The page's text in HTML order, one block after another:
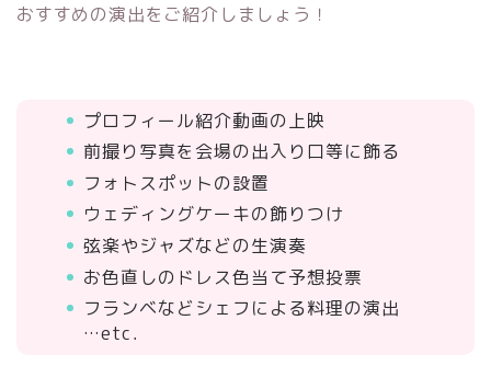
おすすめの演出をご紹介しましょう！
プロフィール紹介動画の上映
前撮り写真を会場の出入り口等に飾る
フォトスポットの設置
ウェディングケーキの飾りつけ
弦楽やジャズなどの生演奏
お色直しのドレス色当て予想投票
フランベなどシェフによる料理の演出
…etc．